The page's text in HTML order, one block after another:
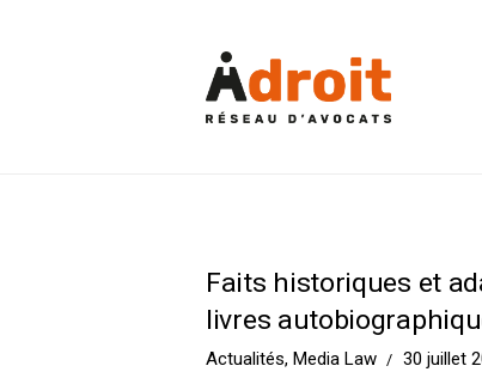
Faits historiques et
livres
Actualités, Media Law 30 juillet